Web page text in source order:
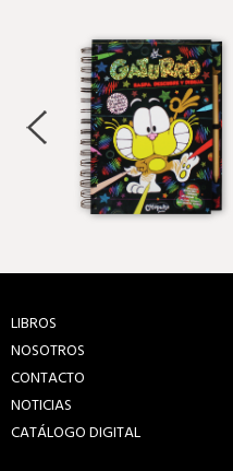
LIBROS
NOSOTROS
CONTACTO
NOTICIAS
CATÁLOGO DIGITAL